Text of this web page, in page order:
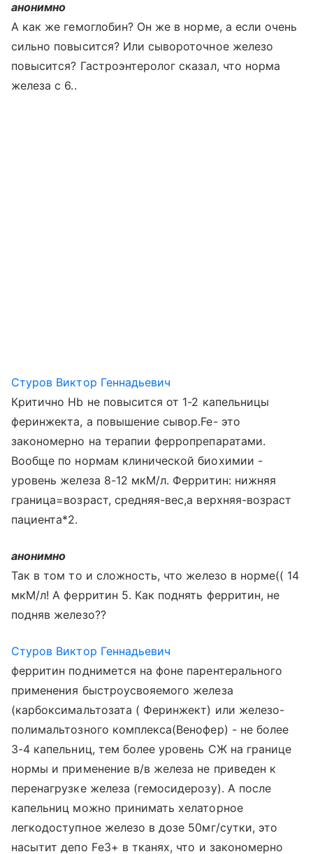
анонимно
А как же гемоглобин? Он же в норме, а если очень
сильно повысится? Или сывороточное железо
повысится? Гастроэнтеролог сказал, что норма
железа с 6..
Стуров Виктор Геннадьевич
Критично Hb не повысится от 1-2 капельницы
феринжекта, а повышение сывор.Fe- это
закономерно на терапии ферропрепаратами.
Вообще по нормам клинической биохимии -
уровень железа 8-12 мкМ/л. Ферритин: нижняя
граница=возраст, средняя-вес,а верхняя-возраст
пациента*2.
анонимно
Так в том то и сложность, что железо в норме(( 14
мкМ/л! А ферритин 5. Как поднять ферритин, не
подняв железо??
Стуров Виктор Геннадьевич
ферритин поднимется на фоне парентерального
применения быстроусвояемого железа
(карбоксимальтозата ( Феринжект) или железо-
полимальтозного комплекса(Венофер) - не более
3-4 капельниц, тем более уровень СЖ на границе
нормы и применение в/в железа не приведен к
перенагрузке железа (гемосидерозу). А после
капельниц можно принимать хелаторное
легкодоступное железо в дозе 50мг/сутки, это
насытит депо Fе3+ в тканях, что и закономерно